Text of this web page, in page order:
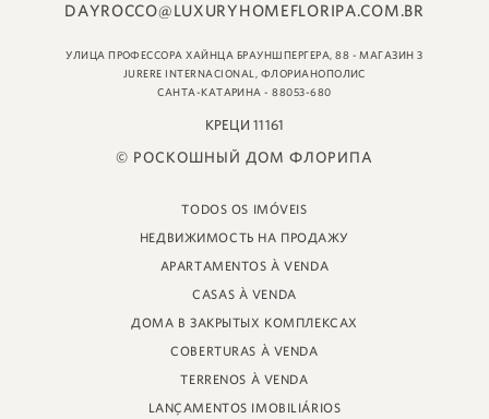
УЛИЦА ПРОФЕССОРА ХАЙНЦА БРАУНШПЕРГЕРА, 88 - МАГАЗИН
JURERE INTERNACIONAL, ФЛОРИАНОПОЛИС
САНТА-КАТАРИНА - 88053-680
КРЕЦИ 11161
© РОСКОШНЫЙ ДОМ ФЛОРИПА
TODOS OS IMÓVEIS
НЕДВИЖИМОСТЬ НА ПРОДАЖУ
APARTAMENTOS À VENDA
CASAS À VENDA
ДОМА В ЗАКРЫТЫХ КОМПЛЕКСАХ
COBERTURAS À VENDA
TERRENOS À VENDA
LANÇAMENTOS IMOBILIÁRIOS